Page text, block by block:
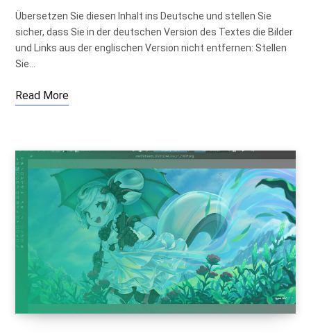
Übersetzen Sie diesen Inhalt ins Deutsche und stellen Sie
sicher, dass Sie in der deutschen Version des Textes die Bilder
und Links aus der englischen Version nicht entfernen: Stellen
Sie…
Read More